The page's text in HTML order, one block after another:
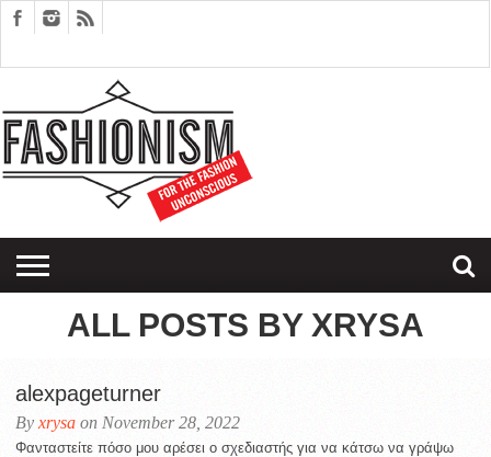
EDITORIALS
COUPLES
THERAPY
SARTORIAGRAM
ALL POSTS BY XRYSA
alexpageturner
By xrysa on November 28, 2022
Φανταστείτε πόσο μου αρέσει ο σχεδιαστής για να κάτσω να γράψω